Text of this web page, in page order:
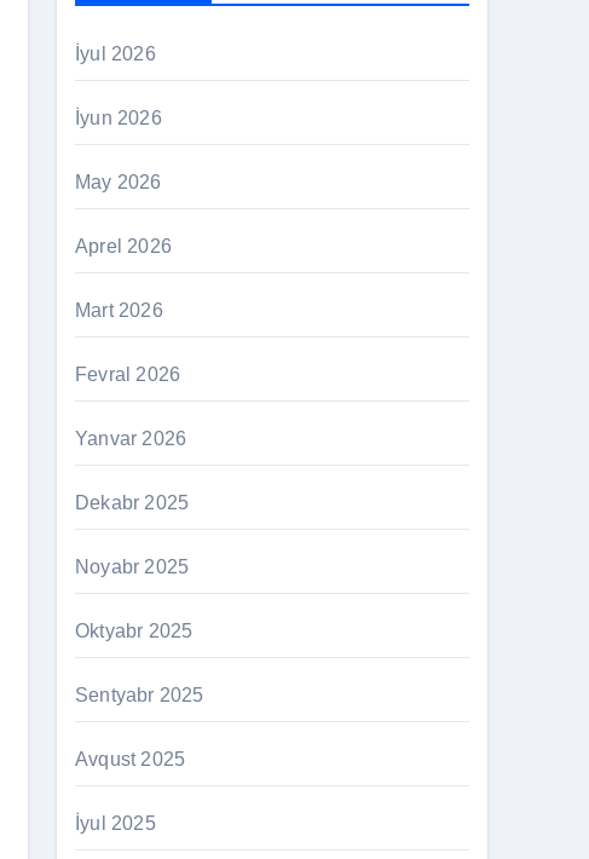
İyul 2026
İyun 2026
May 2026
Aprel 2026
Mart 2026
Fevral 2026
Yanvar 2026
Dekabr 2025
Noyabr 2025
Oktyabr 2025
Sentyabr 2025
Avqust 2025
İyul 2025